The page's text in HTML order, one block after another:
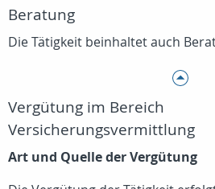
Beratung
Die Tätigkeit beinhaltet auch
Vergütung im Bereich
Versicherungsvermittlung
Art und Quelle der Vergütung